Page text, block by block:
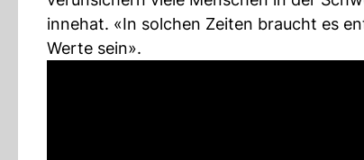
innehat. «In solchen Zeiten braucht es
Werte sein».